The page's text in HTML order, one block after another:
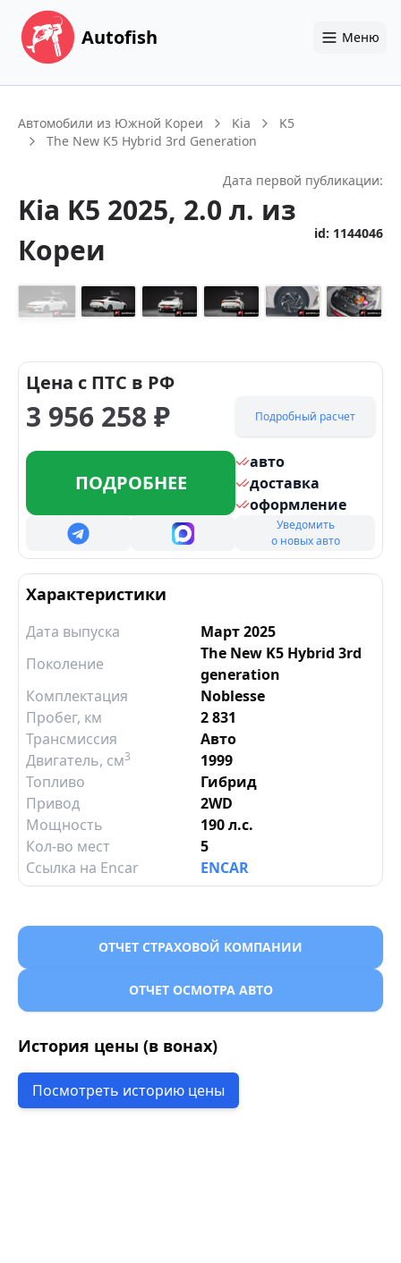
Autofish Меню
Автомобили из Южной Кореи Kia
K5
The New K5 Hybrid 3rd Generation
Дата первой публикации:
Kia K5 2025, 2.0 л. из
Кореи
id: 1144046
Цена с ПТС в РФ
3 956 258 ₽ Подробный расчет
ПОДРОБНЕЕ
авто
доставка
оформление
Уведомить
о новых авто
Характеристики
Дата выпуска
Март 2025
Поколение
The New K5 Hybrid 3rd
generation
Комплектация
Noblesse
Пробег, км
2 831
Трансмиссия
Авто
Двигатель, см3
1999
Топливо
Гибрид
Привод
2WD
Мощность
190 л.с.
Кол-во мест
5
Ссылка на Encar
ENCAR
ОТЧЕТ СТРАХОВОЙ КОМПАНИИ
ОТЧЕТ ОСМОТРА АВТО
История цены (в вонах)
Посмотреть историю цены